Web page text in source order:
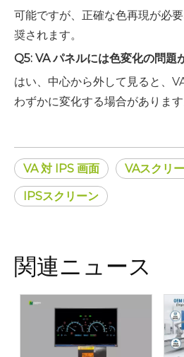
可能ですが、正確な色再現が必
奨されます。
Q5: VA パネルには色変化の問題
はい、中心から外して見ると、
わずかに変化する場合があります
VA 対 IPS 画面 VAスクリ
IPSスクリーン
関連ニュース